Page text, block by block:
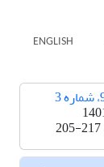
ENGLISH
205-217